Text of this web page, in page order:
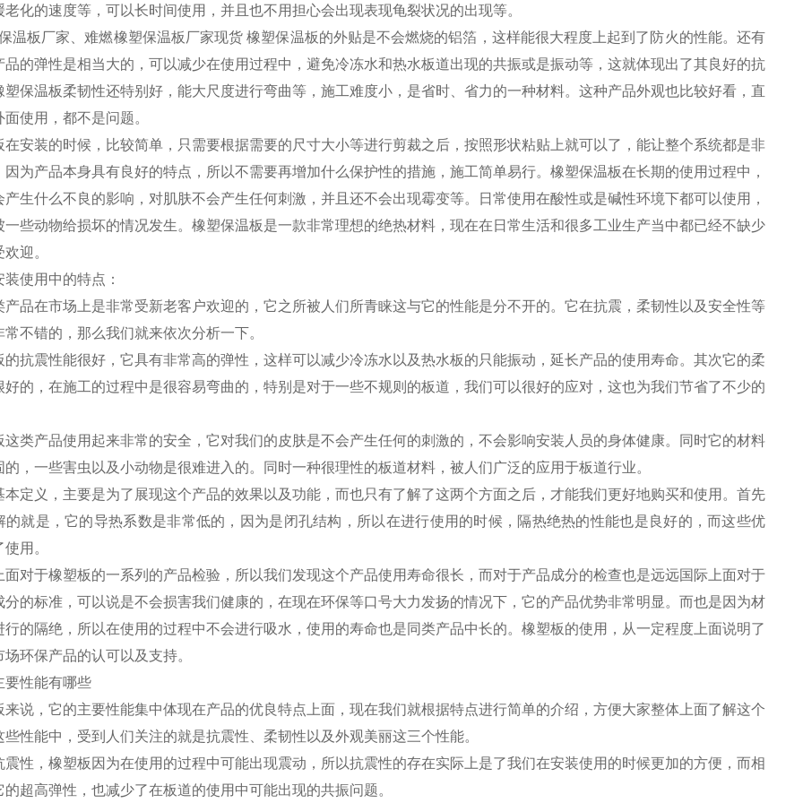
老化的速度等，可以长时间使用，并且也不用担心会出现表现龟裂状况的出现等。
温板厂家、难燃橡塑保温板厂家现货 橡塑保温板的外贴是不会燃烧的铝箔，这样能很大程度上起到了防火的性能。还有
品的弹性是相当大的，可以减少在使用过程中，避免冷冻水和热水板道出现的共振或是振动等，这就体现出了其良好的抗
塑保温板柔韧性还特别好，能大尺度进行弯曲等，施工难度小，是省时、省力的一种材料。这种产品外观也比较好看，直
使用，都不是问题。
在安装的时候，比较简单，只需要根据需要的尺寸大小等进行剪裁之后，按照形状粘贴上就可以了，能让整个系统都是非
因为产品本身具有良好的特点，所以不需要再增加什么保护性的措施，施工简单易行。橡塑保温板在长期的使用过程中，
产生什么不良的影响，对肌肤不会产生任何刺激，并且还不会出现霉变等。日常使用在酸性或是碱性环境下都可以使用，
一些动物给损坏的情况发生。橡塑保温板是一款非常理想的绝热材料，现在在日常生活和很多工业生产当中都已经不缺少
迎。
使用中的特点：
产品在市场上是非常受新老客户欢迎的，它之所被人们所青睐这与它的性能是分不开的。它在抗震，柔韧性以及安全性等
不错的，那么我们就来依次分析一下。
的抗震性能很好，它具有非常高的弹性，这样可以减少冷冻水以及热水板的只能振动，延长产品的使用寿命。其次它的柔
好的，在施工的过程中是很容易弯曲的，特别是对于一些不规则的板道，我们可以很好的应对，这也为我们节省了不少的
这类产品使用起来非常的安全，它对我们的皮肤是不会产生任何的刺激的，不会影响安装人员的身体健康。同时它的材料
的，一些害虫以及小动物是很难进入的。同时一种很理性的板道材料，被人们广泛的应用于板道行业。
本定义，主要是为了展现这个产品的效果以及功能，而也只有了解了这两个方面之后，才能我们更好地购买和使用。首先
的就是，它的导热系数是非常低的，因为是闭孔结构，所以在进行使用的时候，隔热绝热的性能也是良好的，而这些优
用。
面对于橡塑板的一系列的产品检验，所以我们发现这个产品使用寿命很长，而对于产品成分的检查也是远远国际上面对于
分的标准，可以说是不会损害我们健康的，在现在环保等口号大力发扬的情况下，它的产品优势非常明显。而也是因为材
行的隔绝，所以在使用的过程中不会进行吸水，使用的寿命也是同类产品中长的。橡塑板的使用，从一定程度上面说明了
环保产品的认可以及支持。
要性能有哪些
来说，它的主要性能集中体现在产品的优良特点上面，现在我们就根据特点进行简单的介绍，方便大家整体上面了解这个
些性能中，受到人们关注的就是抗震性、柔韧性以及外观美丽这三个性能。
震性，橡塑板因为在使用的过程中可能出现震动，所以抗震性的存在实际上是了我们在安装使用的时候更加的方便，而相
超高弹性，也减少了在板道的使用中可能出现的共振问题。